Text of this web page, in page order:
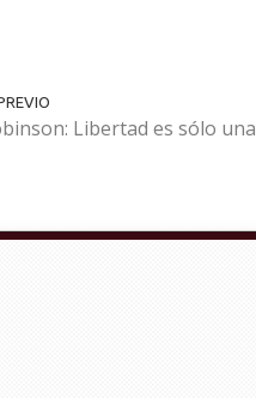
Libertad es sólo una